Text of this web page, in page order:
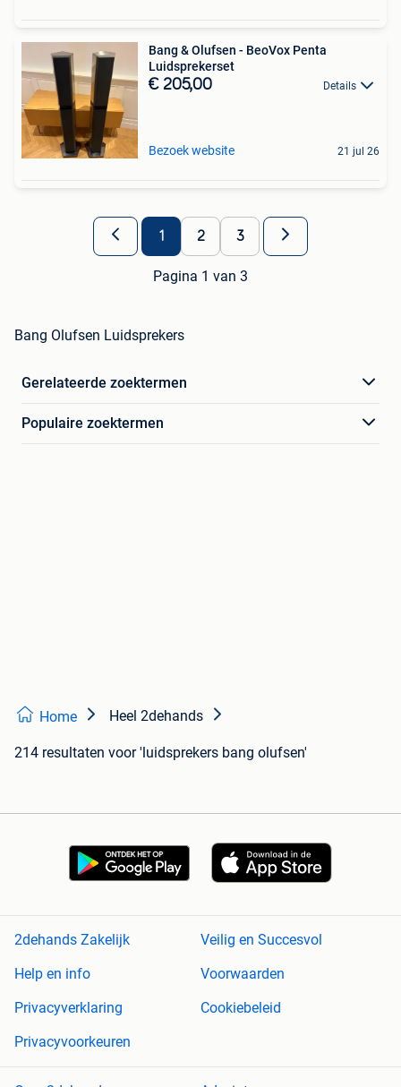
Bang & Olufsen - BeoVox Penta
Luidsprekerset
€ 205,00 Details
Bezoek website 21 jul 26
1 2 3
Pagina 1 van 3
Bang Olufsen Luidsprekers
Gerelateerde zoektermen
Populaire zoektermen
Home Heel 2dehands
214 resultaten voor 'luidsprekers bang olufsen'
2dehands Zakelijk
Veilig en Succesvol
Help en info
Voorwaarden
Privacyverklaring
Cookiebeleid
Privacyvoorkeuren